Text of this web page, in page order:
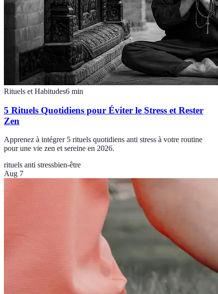
Rituels et Habitudes6 min
5 Rituels Quotidiens pour Éviter le Stress et Rester
Zen
Apprenez à intégrer 5 rituels quotidiens anti stress à votre routine
pour une vie zen et sereine en 2026.
rituels anti stressbien-être
Aug 7